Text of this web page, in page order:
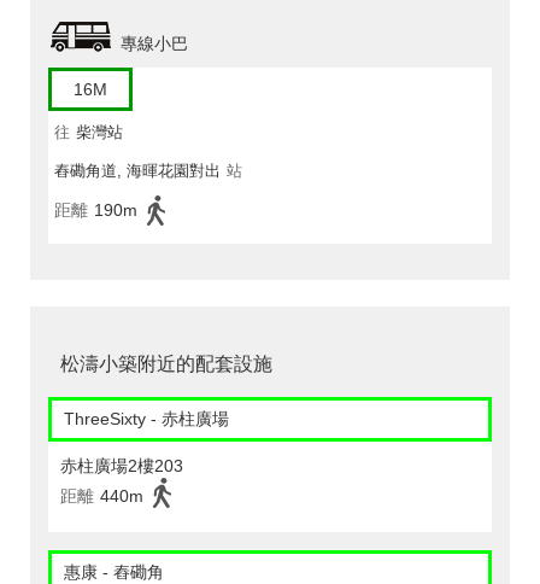
專線小巴
16M
往 柴灣站
舂磡角道, 海暉花園對出 站
距離 190m
松濤小築附近的配套設施
ThreeSixty - 赤柱廣場
赤柱廣場2樓203
距離 440m
惠康 - 舂磡角